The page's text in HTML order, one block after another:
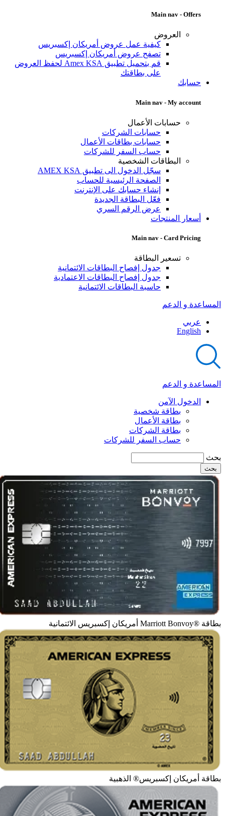
Main nav - Offers
العروض
كيفية عمل عروض أمريكان إكسبريس
تصفح عروض أمريكان إكسبريس
قم بتحميل تطبيق Amex KSA لحفظ العروض
على بطاقتك
حسابك
Main nav - My account
حسابات الأعمال
حسابات الشركات
حسابات بطاقات الأعمال
حساب السفر للشركات
البطاقات الشخصية
سجّل الدخول الى تطبيق AMEX KSA
الصفحة الرئيسية للحساب
إنشاء حسابك على الإنترنت
فعّل البطاقة الجديدة
عرض الرقم السري
أسعار المنتجات
Main nav - Card Pricing
تسعير البطاقة
جدول إفصاح البطاقات الائتمانية
جدول إفصاح البطاقات الاعتمادية
حاسبة البطاقات الائتمانية
المساعدة و الدعم
عربي
English
المساعدة و الدعم
الدخول الآمن
بطاقة شخصية
بطاقة الأعمال
بطاقة الشركات
حساب السفر للشركات
بحث
بطاقة ®Marriott Bonvoy أمريكان إكسبريس الائتمانية
بطاقة أمريكان إكسبريس® الذهبية